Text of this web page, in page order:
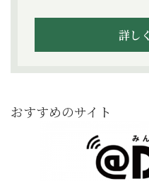
詳し
おすすめのサイト